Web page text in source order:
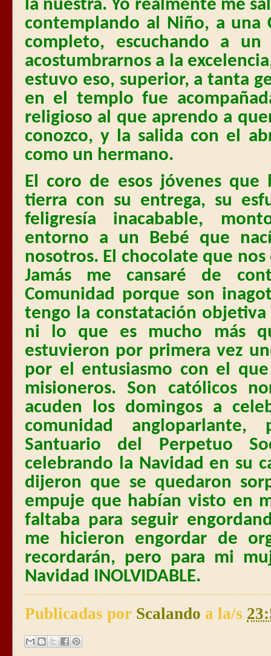
la nuestra. Yo realmente me
contemplando al Niño, a una
completo, escuchando a
acostumbrarnos a la
estuvo eso, superior, a tanta
en el templo fue
religioso al que aprendo a
conozco, y la salida con el
como un hermano.
El coro de esos jóvenes
tierra con su entrega, su
feligresía inacabable,
entorno a un Bebé que
nosotros. El chocolate que
Jamás me cansaré de
Comunidad porque son
tengo la constatación
ni lo que es mucho más
estuvieron por primera vez
por el entusiasmo con el
misioneros. Son católicos
acuden los domingos a
comunidad
Santuario del Perpetuo
celebrando la Navidad en su
dijeron que se quedaron
empuje que habían visto en
faltaba para seguir
me hicieron engordar de
recordarán, pero para mi
Navidad INOLVIDABLE.
Publicadas por Scalando a la/s